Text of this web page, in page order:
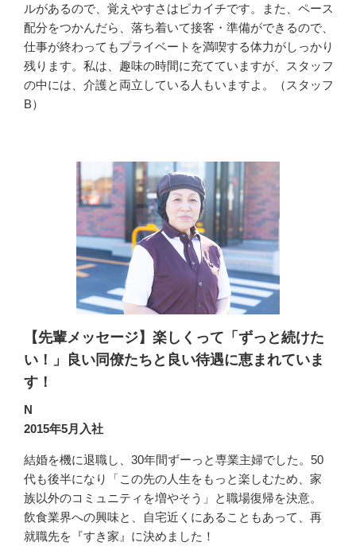
ルがあるので、覚えやすさはピカイチです。また、ペース
配分をつかんだら、落ち着いて接客・準備ができるので、
仕事が終わってもプライベートを満喫する体力がしっかり
残ります。私は、趣味の時間に充てていますが、スタッフ
の中には、介護と両立している人もいますよ。（スタッフ
B）
【先輩メッセージ】楽しくって「ずっと続けた
い！」良い同僚たちと良い待遇に恵まれていま
す！
N
2015年5月入社
結婚を機に退職し、30年間ずーっと専業主婦でした。50
代も後半になり「この先の人生をもっと楽しむため、家
族以外のコミュニティを増やそう」と職場復帰を決意。
飲食業界への興味と、自宅近くにあることもあって、再
就職先を『すき家』に決めました！